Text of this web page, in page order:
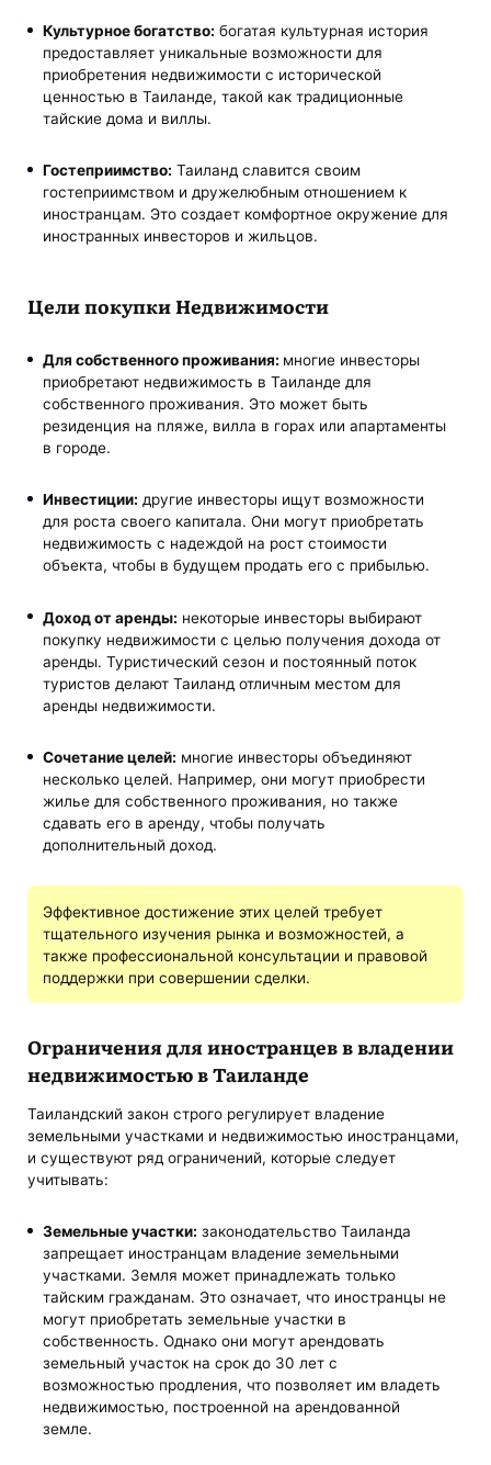
Культурное богатство: богатая культурная история
предоставляет уникальные возможности для
приобретения недвижимости с исторической
ценностью в Таиланде, такой как традиционные
тайские дома и виллы.
Гостеприимство: Таиланд славится своим
гостеприимством и дружелюбным отношением к
иностранцам. Это создает комфортное окружение для
иностранных инвесторов и жильцов.
Цели покупки Недвижимости
Для собственного проживания: многие инвесторы
приобретают недвижимость в Таиланде для
собственного проживания. Это может быть
резиденция на пляже, вилла в горах или апартаменты
в городе.
Инвестиции: другие инвесторы ищут возможности
для роста своего капитала. Они могут приобретать
недвижимость с надеждой на рост стоимости
объекта, чтобы в будущем продать его с прибылью.
Доход от аренды: некоторые инвесторы выбирают
покупку недвижимости с целью получения дохода от
аренды. Туристический сезон и постоянный поток
туристов делают Таиланд отличным местом для
аренды недвижимости.
Сочетание целей: многие инвесторы объединяют
несколько целей. Например, они могут приобрести
жилье для собственного проживания, но также
сдавать его в аренду, чтобы получать
дополнительный доход.
Эффективное достижение этих целей требует
тщательного изучения рынка и возможностей, а
также профессиональной консультации и правовой
поддержки при совершении сделки.
Ограничения для иностранцев в владении
недвижимостью в Таиланде
Таиландский закон строго регулирует владение
земельными участками и недвижимостью иностранцами,
и существуют ряд ограничений, которые следует
учитывать:
Земельные участки: законодательство Таиланда
запрещает иностранцам владение земельными
участками. Земля может принадлежать только
тайским гражданам. Это означает, что иностранцы не
могут приобретать земельные участки в
собственность. Однако они могут арендовать
земельный участок на срок до 30 лет с
возможностью продления, что позволяет им владеть
недвижимостью, построенной на арендованной
земле.